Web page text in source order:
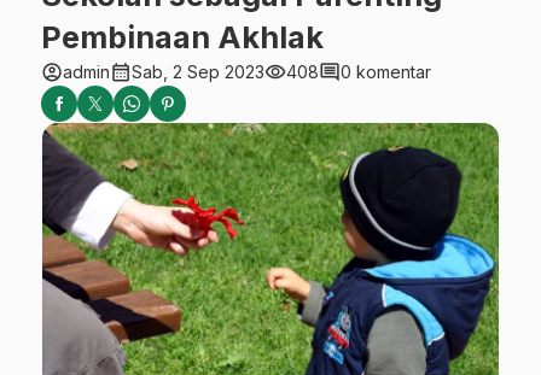
Pembinaan Akhlak
account_circleadmincalendar_monthSab, 2 Sep 2023visibility408comment0 komentar